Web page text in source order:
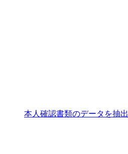
本人確認書類のデータを抽出